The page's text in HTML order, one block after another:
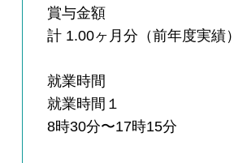
賞与金額
計 1.00ヶ月分（前年度実績）
就業時間
就業時間１
8時30分〜17時15分